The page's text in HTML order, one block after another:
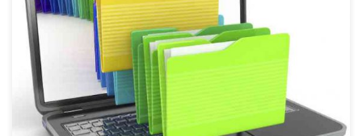
Внимание! Продолжается прием заявок на региональный
конкурс адаптированных дополнительных
общеобразовательных общеразвивающих программ. Пакет
документов вместе с конкурсными материалами необходимо
отправить включительно по 20 ноября 2022 года на […]